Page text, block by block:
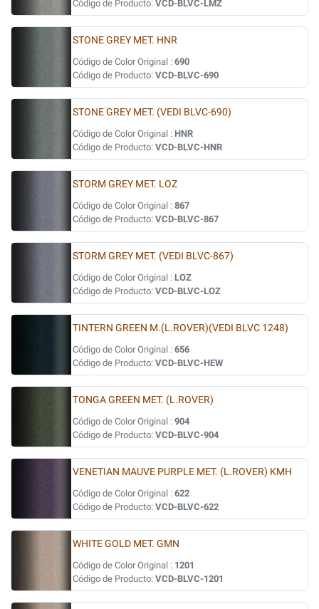
Código de Producto: VCD-BLVC-LMZ
STONE GREY MET. HNR
Código de Color Original : 690
Código de Producto: VCD-BLVC-690
STONE GREY MET. (VEDI BLVC-690)
Código de Color Original : HNR
Código de Producto: VCD-BLVC-HNR
STORM GREY MET. LOZ
Código de Color Original : 867
Código de Producto: VCD-BLVC-867
STORM GREY MET. (VEDI BLVC-867)
Código de Color Original : LOZ
Código de Producto: VCD-BLVC-LOZ
TINTERN GREEN M.(L.ROVER)(VEDI BLVC 1248)
Código de Color Original : 656
Código de Producto: VCD-BLVC-HEW
TONGA GREEN MET. (L.ROVER)
Código de Color Original : 904
Código de Producto: VCD-BLVC-904
VENETIAN MAUVE PURPLE MET. (L.ROVER) KMH
Código de Color Original : 622
Código de Producto: VCD-BLVC-622
WHITE GOLD MET. GMN
Código de Color Original : 1201
Código de Producto: VCD-BLVC-1201